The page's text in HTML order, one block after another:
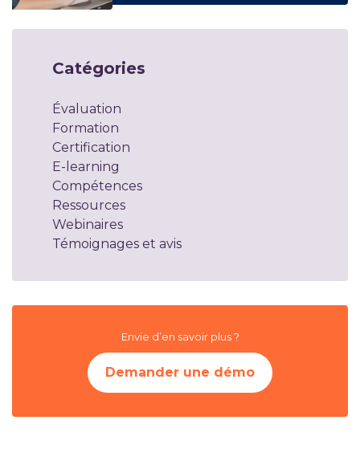
Catégories
Évaluation
Formation
Certification
E-learning
Compétences
Ressources
Webinaires
Témoignages et avis
Envie d’en savoir plus ?
Demander une démo